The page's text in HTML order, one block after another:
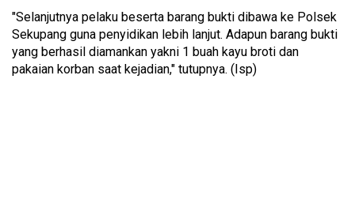
"Selanjutnya pelaku beserta barang bukti dibawa ke Polsek
Sekupang guna penyidikan lebih lanjut. Adapun barang bukti
yang berhasil diamankan yakni 1 buah kayu broti dan
pakaian korban saat kejadian," tutupnya. (Isp)